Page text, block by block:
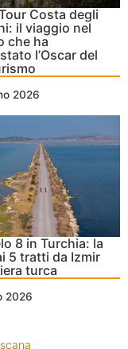
Costa degli
il viaggio nel
che ha
l’Oscar del
2026
8 in Turchia: la
5 tratti da Izmir
turca
2026